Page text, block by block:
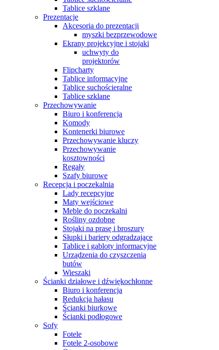
Tablice szklane
Prezentacje
Akcesoria do prezentacji
myszki bezprzewodowe
Ekrany projekcyjne i stojaki
uchwyty do
projektorów
Flipcharty
Tablice informacyjne
Tablice suchościeralne
Tablice szklane
Przechowywanie
Biuro i konferencja
Komody
Kontenerki biurowe
Przechowywanie kluczy
Przechowywanie
kosztowności
Regały
Szafy biurowe
Recepcja i poczekalnia
Lady recepcyjne
Maty wejściowe
Meble do poczekalni
Rośliny ozdobne
Stojaki na prasę i broszury
Słupki i bariery odgradzające
Tablice i gabloty informacyjne
Urządzenia do czyszczenia
butów
Wieszaki
Ścianki działowe i dźwiękochłonne
Biuro i konferencja
Redukcja hałasu
Ścianki biurkowe
Ścianki podłogowe
Sofy
Fotele
Fotele 2-osobowe